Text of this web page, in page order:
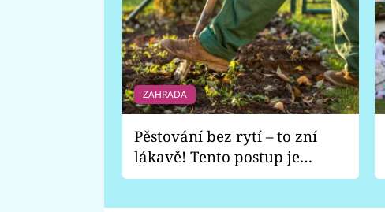
ZAHRADA
Pěstování bez rytí – to zní
lákavě! Tento postup je
vhodný jen pro některé